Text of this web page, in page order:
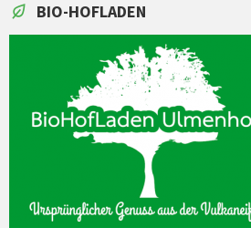
BIO-HOFLADEN